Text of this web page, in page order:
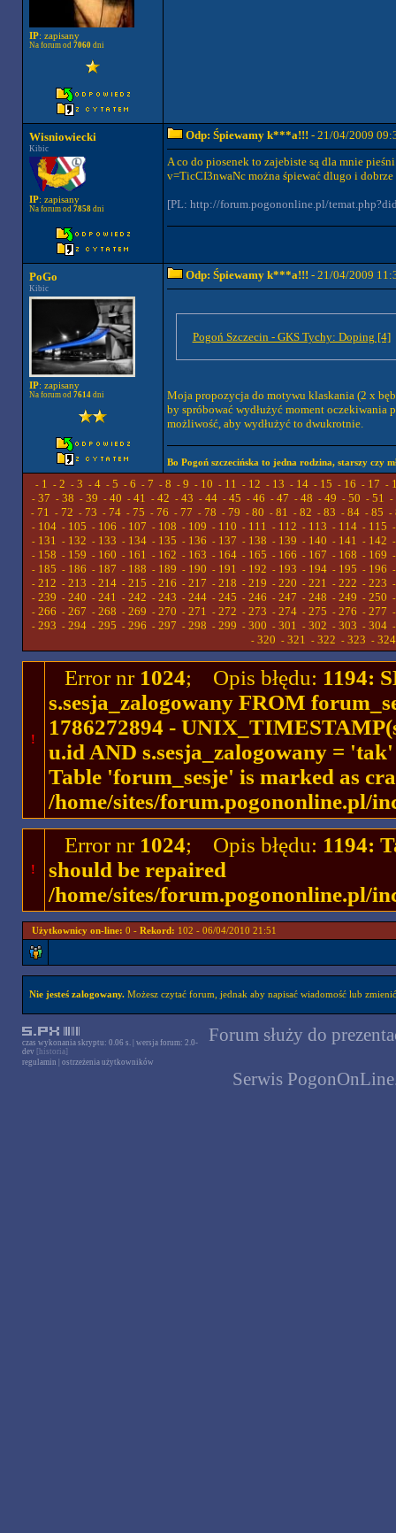
IP: zapisany
Na forum od 7060dni
Wisniowiecki
Kibic
IP: zapisany
Na forum od 7858dni
Odp: Śpiewamy k***a!!! - 21/04/2009
A co do piosenek to zajebiste są dla mnie
v=TicCI3nwaNc można śpiewać dlugo i
[PL: http://forum.pogononline.pl/
PoGo
Kibic
IP: zapisany
Na forum od 7614dni
Odp: Śpiewamy k***a!!! - 21/04/2009
Pogoń Szczecin - GKS Tychy: Doping [4]
Moja propozycja do motywu klaskania (2 x
by spróbować wydłużyć moment oczekiwania
możliwość, aby wydłużyć to dwukrotnie.
Bo Pogoń szczecińska to jedna rodzina, starszy czy
- 1 - 2 - 3 - 4 - 5 - 6 - 7 - 8 - 9 - 10 - 11 - 12 - 13 - 14 - 15 - 16 - 17 -
- 37 - 38 - 39 - 40 - 41 - 42 - 43 - 44- 45 - 46 - 47 - 48 - 49 - 50 - 51 -
- 71 - 72 - 73 - 74 - 75 - 76 - 77 - 78 - 79 - 80 - 81 - 82 - 83 - 84 - 85 -
- 104- 105 - 106 - 107 - 108 - 109 - 110 - 111 - 112 - 113 - 114- 115
- 131 - 132 - 133 - 134- 135 - 136 - 137 - 138 - 139 - 140 - 141 - 142
- 158 - 159 - 160 - 161 - 162 - 163 - 164- 165 - 166 - 167 - 168 - 169
- 185 - 186 - 187 - 188 - 189 - 190 - 191 - 192 - 193 - 194 - 195 - 196
- 212 - 213 - 214- 215 - 216 - 217 - 218 - 219 - 220 - 221 - 222 - 223
- 239 - 240 - 241 - 242 - 243 - 244- 245 - 246 - 247 - 248 - 249 - 250
- 266 - 267 - 268 - 269 - 270 - 271 - 272 - 273 - 274- 275 - 276 - 277
- 293 - 294- 295 - 296 - 297 - 298 - 299 - 300 - 301 - 302 - 303 - 304
- 320 - 321 - 322 - 323 - 324
!
Error nr 1024; Opis błędu: 1194:
s.sesja_zalogowany FROM
1786272894 -
u.id AND s.sesja_zalogowany =
Table 'forum_sesje' is marked as
/home/sites/forum.pogononline.pl/
!
Error nr 1024; Opis błędu: 1194:
should be repaired
/home/sites/forum.pogononline.pl/
Użytkownicy on-line: 0 - Rekord: 102 - 06/04/2010 21:51
Nie jesteś zalogowany.Możesz czytać forum, jednak aby napisać wiadomość lub
czas wykonania skryptu: 0.06 s. | wersja forum: 2.0-
dev [historia]
regulamin
ostrzeżenia użytkowników
Forum służy do
Serwis